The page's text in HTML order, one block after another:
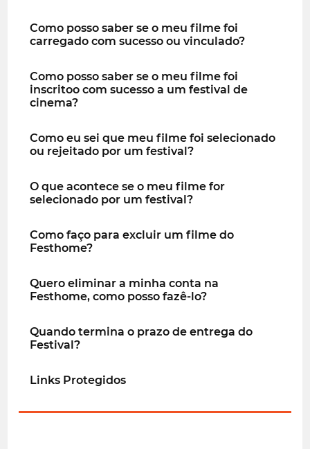
Como posso saber se o meu filme foi
carregado com sucesso ou vinculado?
Como posso saber se o meu filme foi
inscritoo com sucesso a um festival de
cinema?
Como eu sei que meu filme foi selecionado
ou rejeitado por um festival?
O que acontece se o meu filme for
selecionado por um festival?
Como faço para excluir um filme do
Festhome?
Quero eliminar a minha conta na
Festhome, como posso fazê-lo?
Quando termina o prazo de entrega do
Festival?
Links Protegidos